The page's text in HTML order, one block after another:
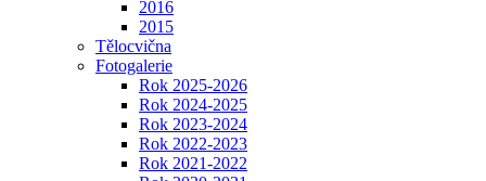
2016
2015
Tělocvična
Fotogalerie
Rok 2025-2026
Rok 2024-2025
Rok 2023-2024
Rok 2022-2023
Rok 2021-2022